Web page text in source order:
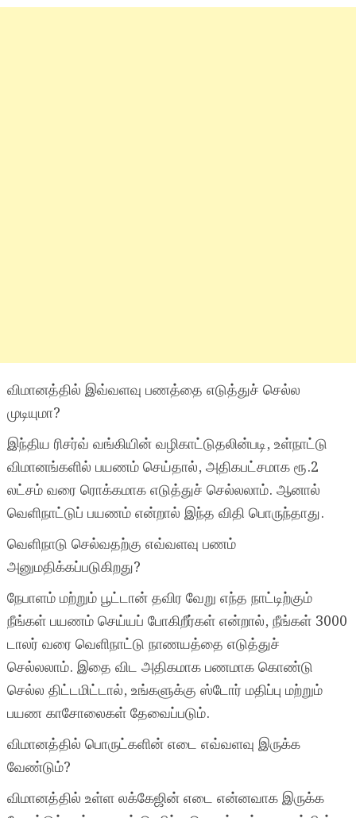
விமானத்தில் இவ்வளவு பணத்தை எடுத்துச் செல்ல
முடியுமா?
இந்திய ரிசர்வ் வங்கியின் வழிகாட்டுதலின்படி, உள்நாட்டு
விமானங்களில் பயணம் செய்தால், அதிகபட்சமாக ரூ.2
லட்சம் வரை ரொக்கமாக எடுத்துச் செல்லலாம். ஆனால்
வெளிநாட்டுப் பயணம் என்றால் இந்த விதி பொருந்தாது.
வெளிநாடு செல்வதற்கு எவ்வளவு பணம்
அனுமதிக்கப்படுகிறது?
நேபாளம் மற்றும் பூட்டான் தவிர வேறு எந்த நாட்டிற்கும்
நீங்கள் பயணம் செய்யப் போகிறீர்கள் என்றால், நீங்கள் 3000
டாலர் வரை வெளிநாட்டு நாணயத்தை எடுத்துச்
செல்லலாம். இதை விட அதிகமாக பணமாக கொண்டு
செல்ல திட்டமிட்டால், உங்களுக்கு ஸ்டோர் மதிப்பு மற்றும்
பயண காசோலைகள் தேவைப்படும்.
விமானத்தில் பொருட்களின் எடை எவ்வளவு இருக்க
வேண்டும்?
விமானத்தில் உள்ள லக்கேஜின் எடை என்னவாக இருக்க